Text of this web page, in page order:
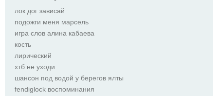
лок дог зависай
подожги меня марсель
игра слов алина кабаева
кость
лирический
хтб не уходи
шансон под водой у берегов ялты
fendiglock воспоминания